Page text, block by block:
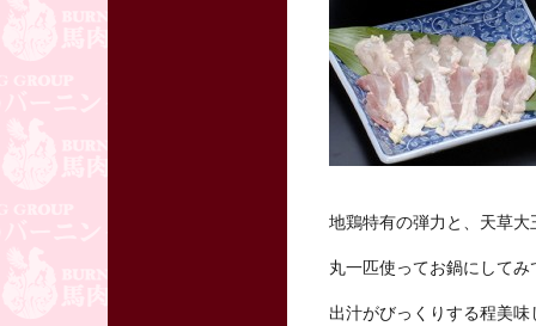
地鶏特有の弾力と、天草
丸一匹使ってお鍋にして
出汁がびっくりする程美味